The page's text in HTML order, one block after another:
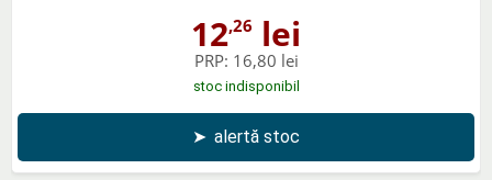
12,26 lei
PRP: 16,80 lei
stoc indisponibil
➤ alertă stoc